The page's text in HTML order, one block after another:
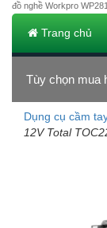
đồ nghề Workpro
Trang chủ
Tùy chọn mua
Dụng cụ cầm
12V Total